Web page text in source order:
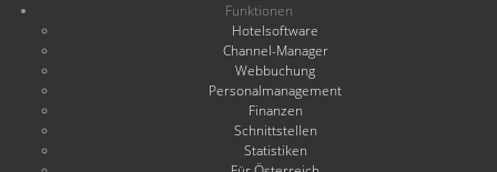
Funktionen
Hotelsoftware
Channel-Manager
Webbuchung
Personalmanagement
Finanzen
Schnittstellen
Statistiken